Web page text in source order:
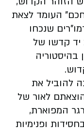
העומד לצאת
שנכחו
קדשו של
להוביל את
לאור של
המפוארת,
ופנימיות